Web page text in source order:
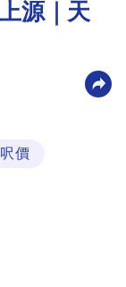
源｜天
呎價